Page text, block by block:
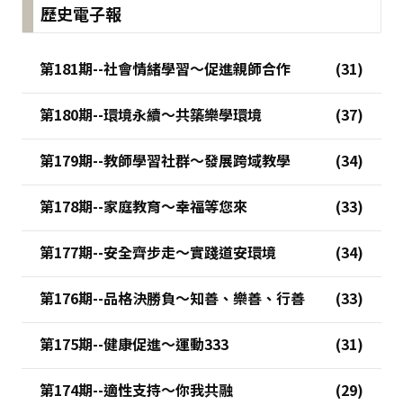
歷史電子報
第181期--社會情緒學習～促進親師合作
第180期--環境永續～共築樂學環境
第179期--教師學習社群～發展跨域教學
第178期--家庭教育～幸福等您來
第177期--安全齊步走～實踐道安環境
第176期--品格決勝負～知善、樂善、行善
第175期--健康促進～運動333
第174期--適性支持～你我共融